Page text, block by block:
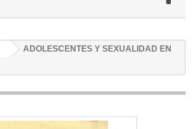
ADOLESCENTES Y SEXUALIDAD EN